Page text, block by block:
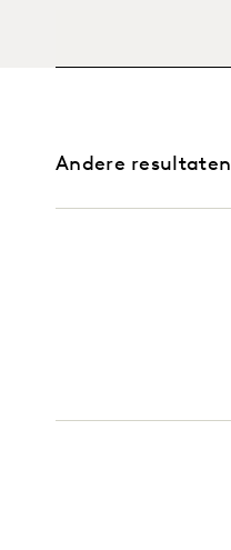
Andere resultaten